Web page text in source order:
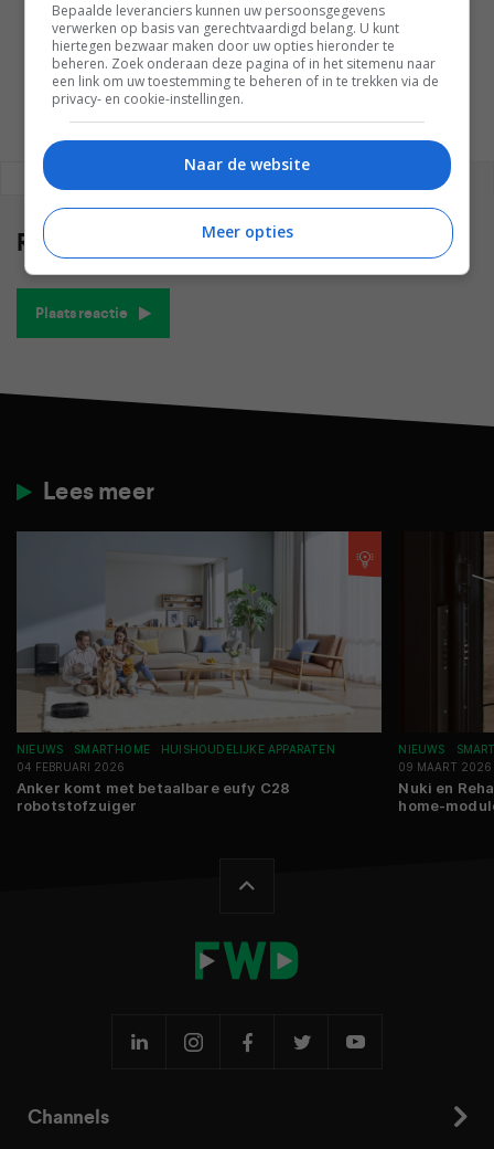
GESCHREVEN DOOR
Reacties
Plaats reactie
Lees meer
NIEUWS SMARTHOME
HUISHOUDELIJKE APPARATEN
04 FEBRUARI 2026
Anker komt met betaalbare eufy C28
robotstofzuiger
NIEUWS
09 MAART 2026
Nuki en
home-
Channels
Bepaalde leveranciers kunnen uw persoonsgegevens
verwerken op basis van gerechtvaardigd belang. U kunt
hiertegen bezwaar maken door uw opties hieronder te
beheren. Zoek onderaan deze pagina of in het sitemenu naar
een link om uw toestemming te beheren of in te trekken via de
privacy- en cookie-instellingen.
Naar de website
Meer opties